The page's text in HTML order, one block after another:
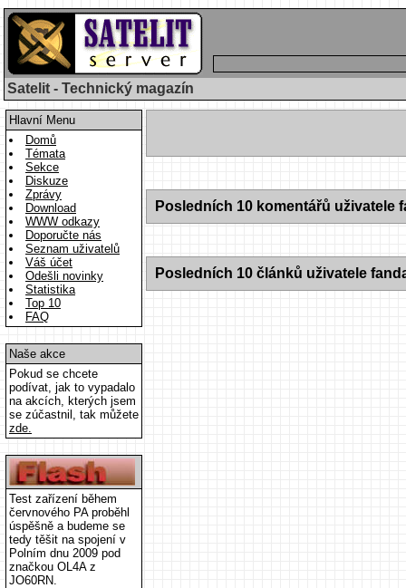
Satelit - Technický magazín
Hlavní Menu
Domů
Témata
Sekce
Diskuze
Zprávy
Download
WWW odkazy
Doporučte nás
Seznam uživatelů
Váš účet
Odešli novinky
Statistika
Top 10
FAQ
Naše akce
Pokud se chcete
podívat, jak to vypadalo
na akcích, kterých jsem
se zúčastnil, tak můžete
zde.
Test zařízení během
červnového PA proběhl
úspěšně a budeme se
tedy těšit na spojení v
Polním dnu 2009 pod
značkou OL4A z
JO60RN.
Posledních 10 komentářů uživatele
Posledních 10 článků uživatele